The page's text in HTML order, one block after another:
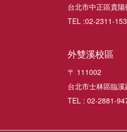
台北市中正區貴
TEL :02-2311-
外雙溪校區
〒 111002
台北市士林區臨
TEL : 02-2881-